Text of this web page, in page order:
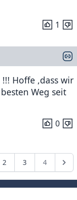
1
Hoffe ,dass wir
Weg seit
0
2 3 4